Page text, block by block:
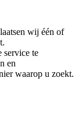
wij één of
service te
en
waarop u zoekt.